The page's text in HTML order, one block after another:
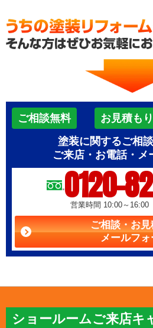
ご相談無料 お見積も
塗装に関するご相
ご来店・お電話・メ
0120-
営業時間 10:00～16:00
ご相談・お見
メールフォ
ショールームご来店キ